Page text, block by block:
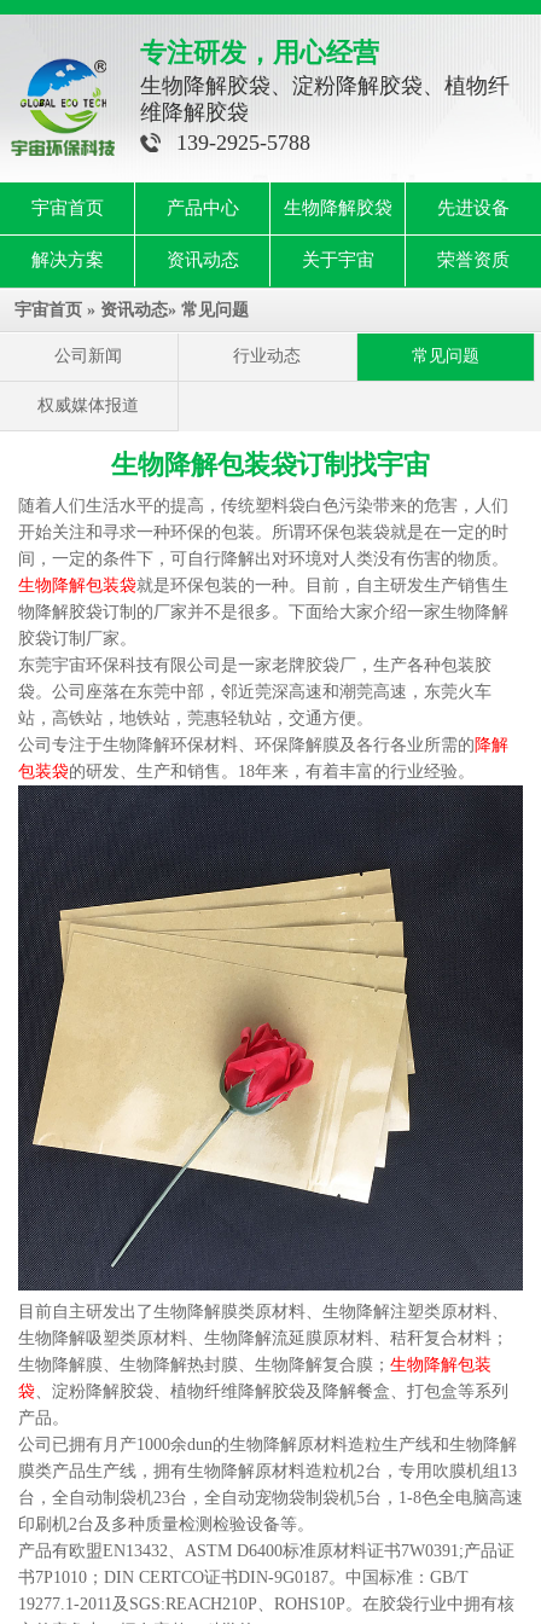
专注研发，用心经营
生物降解胶袋、淀粉降解胶袋、植物纤
维降解胶袋
139-2925-5788
宇宙首页 产品中心 生物降解胶袋 先进设备
解决方案 资讯动态 关于宇宙 荣誉资质
宇宙首页 » 资讯动态» 常见问题
公司新闻 行业动态 常见问题
权威媒体报道
生物降解包装袋订制找宇宙
随着人们生活水平的提高，传统塑料袋白色污染带来的危害，人们
开始关注和寻求一种环保的包装。所谓环保包装袋就是在一定的时
间，一定的条件下，可自行降解出对环境对人类没有伤害的物质。
生物降解包装袋就是环保包装的一种。目前，自主研发生产销售生
物降解胶袋订制的厂家并不是很多。下面给大家介绍一家生物降解
胶袋订制厂家。
东莞宇宙环保科技有限公司是一家老牌胶袋厂，生产各种包装胶
袋。公司座落在东莞中部，邻近莞深高速和潮莞高速，东莞火车
站，高铁站，地铁站，莞惠轻轨站，交通方便。
公司专注于生物降解环保材料、环保降解膜及各行各业所需的 降解
包装袋的研发、生产和销售。18年来，有着丰富的行业经验。
目前自主研发出了生物降解膜类原材料、生物降解注塑类原材料、
生物降解吸塑类原材料、生物降解流延膜原材料、秸秆复合材料；
生物降解膜、生物降解热封膜、生物降解复合膜； 生物降解包装
袋 、淀粉降解胶袋、植物纤维降解胶袋及降解餐盒、打包盒等系列
产品。
公司已拥有月产1000余dun的生物降解原材料造粒生产线和生物降解
膜类产品生产线，拥有生物降解原材料造粒机2台，专用吹膜机组13
台，全自动制袋机23台，全自动宠物袋制袋机5台，1-8色全电脑高速
印刷机2台及多种质量检测检验设备等。
产品有欧盟EN13432、ASTM D6400标准原材料证书7W0391;产品证
书7P1010；DIN CERTCO证书DIN-9G0187。中国标准：GB/T
19277.1-2011及SGS:REACH210P、ROHS10P。在胶袋行业中拥有核